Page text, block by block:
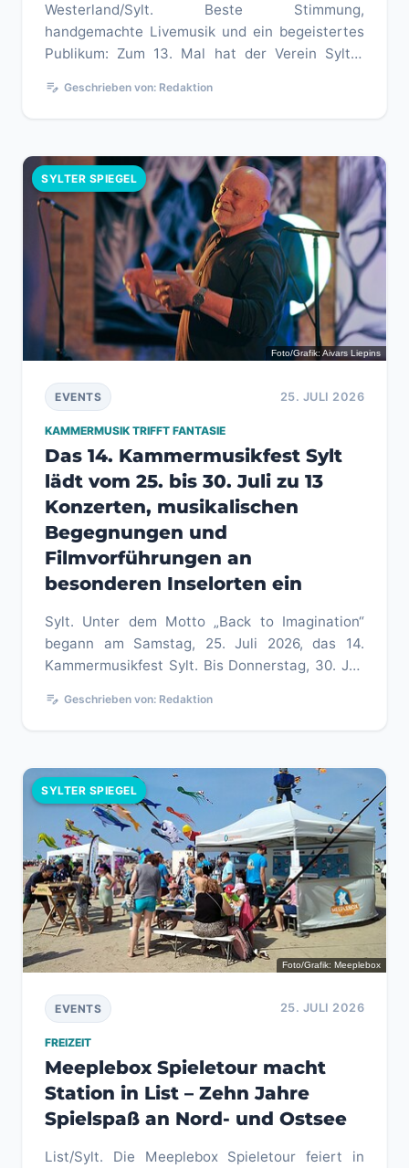
Westerland/Sylt. Beste Stimmung,
handgemachte Livemusik und ein begeistertes
Publikum: Zum 13. Mal hat der Verein Sylter
edit_note Geschrieben von: Redaktion
SYLTER SPIEGEL
Foto/Grafik: Aivars Liepins
25. JULI 2026
EVENTS
KAMMERMUSIK TRIFFT FANTASIE
Das 14. Kammermusikfest Sylt
lädt vom 25. bis 30. Juli zu 13
Konzerten, musikalischen
Begegnungen und
Filmvorführungen an
besonderen Inselorten ein
Sylt. Unter dem Motto „Back to Imagination“
begann am Samstag, 25. Juli 2026, das 14.
Kammermusikfest Sylt. Bis Donnerstag, 30. Juli
edit_note Geschrieben von: Redaktion
SYLTER SPIEGEL
Foto/Grafik: Meeplebox
25. JULI 2026
EVENTS
FREIZEIT
Meeplebox Spieletour macht
Station in List – Zehn Jahre
Spielspaß an Nord- und Ostsee
List/Sylt. Die Meeplebox Spieletour feiert in